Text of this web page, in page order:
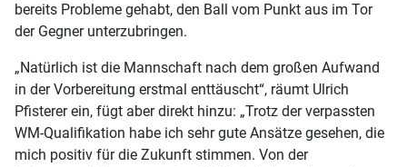
bereits Probleme gehabt, den Ball vom Punkt aus im Tor
der Gegner unterzubringen.
„Natürlich ist die Mannschaft nach dem großen Aufwand
in der Vorbereitung erstmal enttäuscht“, räumt Ulrich
Pfisterer ein, fügt aber direkt hinzu: „Trotz der verpassten
WM-Qualifikation habe ich sehr gute Ansätze gesehen, die
mich positiv für die Zukunft stimmen. Von der